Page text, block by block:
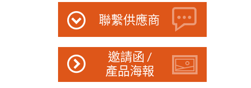
聯繫供應商
邀請函 /
產品海報